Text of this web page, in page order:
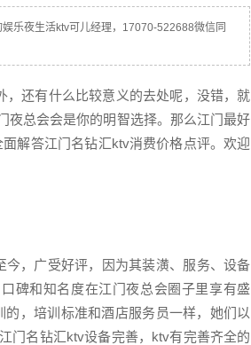
乐夜生活ktv可儿经理，17070-522688微信同
还有什么比较意义的去处呢，没错，就
夜总会会是你的明智选择。那么江门最好
面解答江门名钻汇ktv消费价格点评。欢迎
，广受好评，因为其装潢、服务、设备
碑和知名度在江门夜总会圈子里享有盛
，培训标准和酒店服务员一样，她们以
门名钻汇ktv设备完善，ktv有完善齐全的